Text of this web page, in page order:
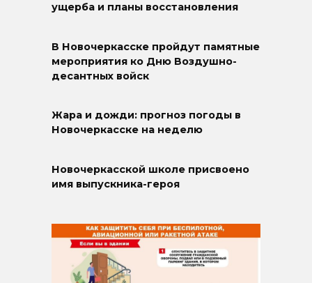
ущерба и планы восстановления
В Новочеркасске пройдут памятные
мероприятия ко Дню Воздушно-
десантных войск
Жара и дожди: прогноз погоды в
Новочеркасске на неделю
Новочеркасской школе присвоено
имя выпускника-героя